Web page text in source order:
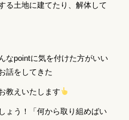
る土地に建てたり、解体して
なpointに気を付けた方がいい
話をしてきた
教えいたします
ょう！「何から取り組めばい